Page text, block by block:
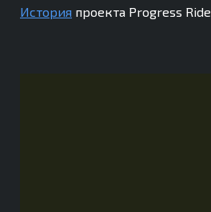
История проекта Progress Ride